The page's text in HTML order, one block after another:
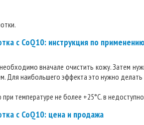
с CoQ10: инструкция по применению
вначале очистить кожу. Затем
Для наибольшего эффекта это нужно
температуре не более +25°С. в
с CoQ10: цена и продажа